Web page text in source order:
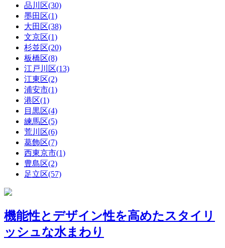
品川区(30)
墨田区(1)
大田区(38)
文京区(1)
杉並区(20)
板橋区(8)
江戸川区(13)
江東区(2)
浦安市(1)
港区(1)
目黒区(4)
練馬区(5)
荒川区(6)
葛飾区(7)
西東京市(1)
豊島区(2)
足立区(57)
機能性とデザイン性を高めたスタイリ
ッシュな水まわり